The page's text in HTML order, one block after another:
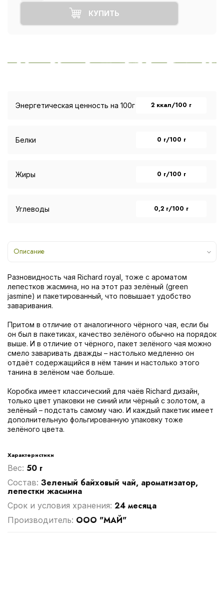
КУПИТЬ
Энергетическая ценность на 100г 2 ккал/100 г
Белки 0 г/100 г
Жиры 0 г/100 г
Углеводы 0,2 г/100 г
Описание
Разновидность чая Richard royal, тоже с ароматом
лепестков жасмина, но на этот раз зелёный (green
jasmine) и пакетированный, что повышает удобство
заваривания.
Притом в отличие от аналогичного чёрного чая, если бы
он был в пакетиках, качество зелёного обычно на порядок
выше. И в отличие от чёрного, пакет зелёного чая можно
смело заваривать дважды – настолько медленно он
отдаёт содержащийся в нём танин и настолько этого
танина в зелёном чае больше.
Коробка имеет классический для чаёв Richard дизайн,
только цвет упаковки не синий или чёрный с золотом, а
зелёный – подстать самому чаю. И каждый пакетик имеет
дополнительную фольгированную упаковку тоже
зелёного цвета.
Характеристики
Вес: 50 г
Cостав: Зеленый байховый чай, ароматизатор,
лепестки жасмина
Срок и условия хранения: 24 месяца
Производитель: ООО "МАЙ"